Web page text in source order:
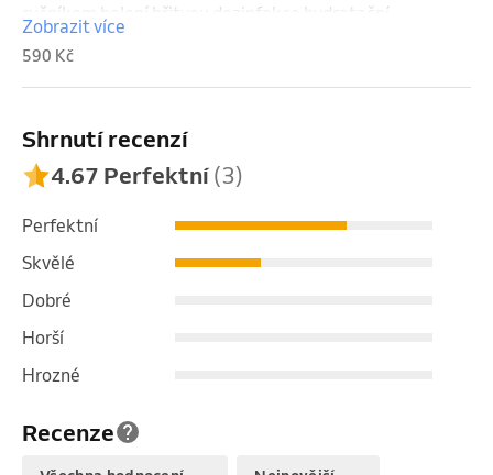
ručníkem,holení břitvou,dezinfekce,hydratační
ošetření,kolínská
Zobrazit více
590 Kč
Recenze
Shrnutí recenzí
4.67 Perfektní(3)
Perfektní
Skvělé
Dobré
Horší
Hrozné